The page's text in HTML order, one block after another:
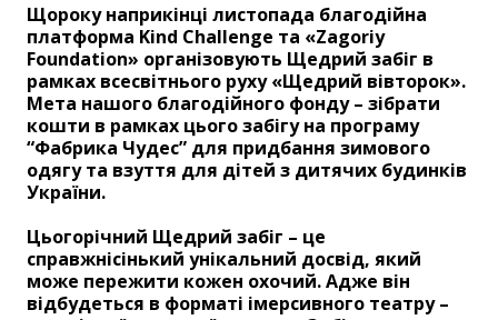
Щороку наприкінці листопада благодійна
платформа Kind Challenge та «Zagoriy
Foundation» організовують Щедрий забіг в
рамках всесвітнього руху «Щедрий вівторок».
Мета нашого благодійного фонду – зібрати
кошти в рамках цього забігу на програму
“Фабрика Чудес” для придбання зимового
одягу та взуття для дітей з дитячих будинків
України.
Цьогорічний Щедрий забіг – це
справжнісінький унікальний досвід, який
може пережити кожен охочий. Адже він
відбудеться в форматі імерсивного театру –